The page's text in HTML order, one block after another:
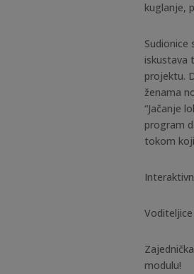
kuglanje,
iskustava
projektu.
ženama
“Jačanje
program
tokom
modulu!